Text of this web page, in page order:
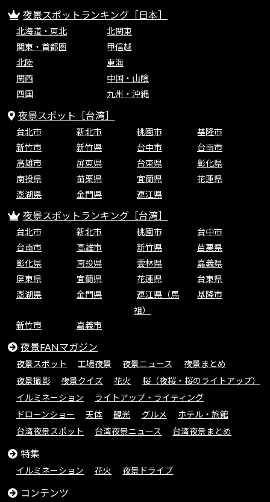
夜景スポットランキング［日本］
北海道・東北
北関東
関東・首都圏
甲信越
北陸
東海
関西
中国・山陰
四国
九州・沖縄
夜景スポット［台湾］
台北市 新北市 桃園市
基隆市
新竹市
新竹県 台中市
台南市
高雄市
屏東県 台東県
彰化県
南投県
苗栗県 宜蘭県
花蓮県
澎湖県
金門県 連江県
夜景スポットランキング［台湾］
台北市 新北市 桃園市
台中市
台南市
高雄市 新竹県
苗栗県
彰化県
南投県 雲林県
嘉義県
屏東県
宜蘭県 花蓮県
台東県
澎湖県
金門県
連江県（馬
祖）
基隆市
新竹市 嘉義市
夜景FANマガジン
夜景スポット 工場夜景 夜景ニュース
夜景まとめ
夜景撮影
夜景クイズ 花火
桜（夜桜・桜のライトアップ）
イルミネーション
ライトアップ・ライティング
ドローンショー
天体 観光 グルメ
ホテル・旅館
台湾夜景スポット
台湾夜景ニュース 台湾夜景まとめ
特集
イルミネーション 花火 夜景ドライブ
コンテンツ